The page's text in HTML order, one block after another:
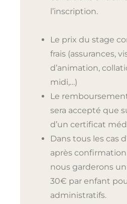
l’inscription.
Le prix du stage
frais (assurances,
d’animation,
midi,…)
Le
sera accepté que
d’un certificat
Dans tous les cas
après
nous garderons
30€ par enfant
administratifs.